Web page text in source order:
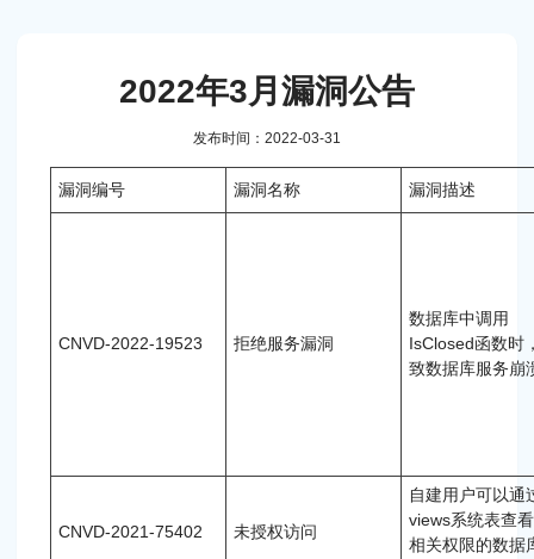
2022年3月漏洞公告
发布时间：2022-03-31
漏洞编号 漏洞名称 漏洞描述
CNVD-2022-19523 拒绝服务漏洞
数据库中调用
IsClosed函数时
致数据库服务崩
CNVD-2021-75402 未授权访问
自建用户可以通
views系统表查
相关权限的数据